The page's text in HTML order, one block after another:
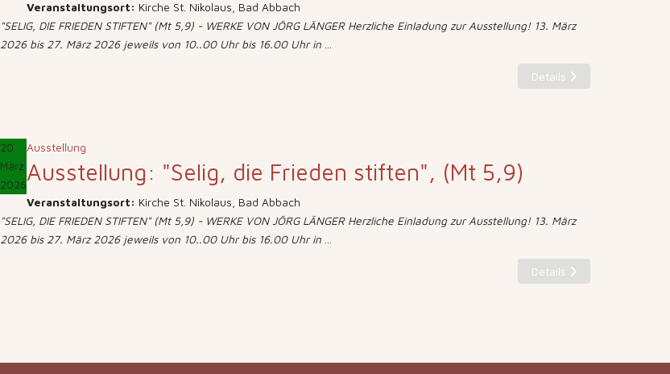
Veranstaltungsort: Kirche St. Nikolaus, Bad Abbach
"SELIG, DIE FRIEDEN STIFTEN" (Mt 5,9) - WERKE VON JÖRG LÄNGER Herzliche Einladung zur Ausstellung! 13. März
2026 bis 27. März 2026 jeweils von 10..00 Uhr bis 16.00 Uhr in ...
Details
20
März
2026
Ausstellung
Ausstellung: "Selig, die Frieden stiften", (Mt 5,9)
Veranstaltungsort: Kirche St. Nikolaus, Bad Abbach
"SELIG, DIE FRIEDEN STIFTEN" (Mt 5,9) - WERKE VON JÖRG LÄNGER Herzliche Einladung zur Ausstellung! 13. März
2026 bis 27. März 2026 jeweils von 10..00 Uhr bis 16.00 Uhr in ...
Details